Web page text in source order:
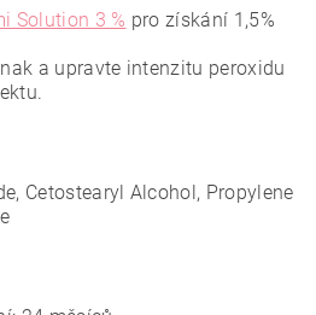
Solution 3 % pro získání 1,5%
a upravte intenzitu peroxidu
Cetostearyl Alcohol, Propylene